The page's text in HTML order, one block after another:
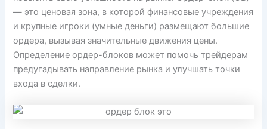
— это ценовая зона, в которой финансовые учреждения
и крупные игроки (умные деньги) размещают большие
ордера, вызывая значительные движения цены.
Определение ордер-блоков может помочь трейдерам
предугадывать направление рынка и улучшать точки
входа в сделки.